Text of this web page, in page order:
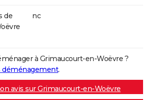
de
nc
à Grimaucourt-en-Woëvre ?
déménagement.
avis sur Grimaucourt-en-Woëvre